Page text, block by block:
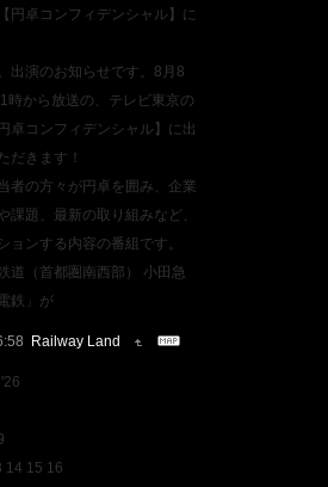
円卓コンフィデンシャル】に
出演のお知らせです。8月8
時から放送の、テレビ東京の
卓コンフィデンシャル】に出
だきます！
者の方々が円卓を囲み、企業
課題、最新の取り組みなど、
ョンする内容の番組です。
道（首都圏南西部） 小田急
鉄」が
Railway Land
14 15 16